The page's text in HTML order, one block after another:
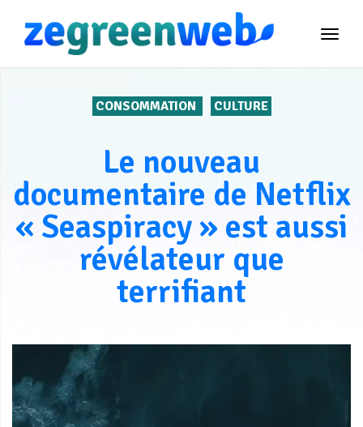
CONSOMMATION CULTURE
Le nouveau
documentaire de Netflix
« Seaspiracy » est aussi
révélateur que
terrifiant